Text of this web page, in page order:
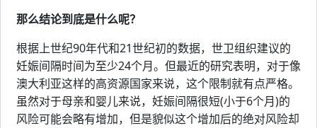
那么结论到底是什么呢？
根据上世纪90年代和21世纪初的数据，世卫组织建议的
妊娠间隔时间为至少24个月。但最近的研究表明，对于像
澳大利亚这样的高资源国家来说，这个限制就有点严格。
虽然对于母亲和婴儿来说，妊娠间隔很短(小于6个月)的
风险可能会略有增加，但是貌似这个增加后的绝对风险却